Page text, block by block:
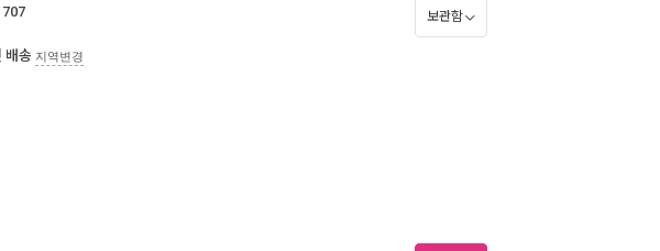
707
배송 지역변경
보관함